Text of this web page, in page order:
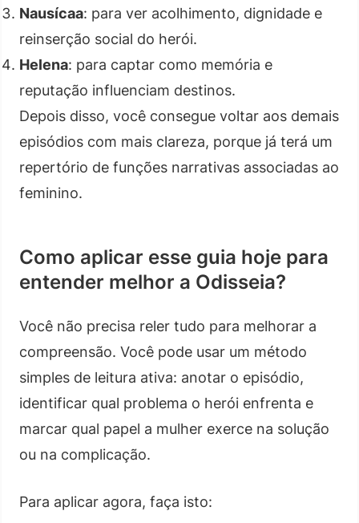
Nausícaa: para ver acolhimento, dignidade e
reinserção social do herói.
Helena: para captar como memória e
reputação influenciam destinos.
Depois disso, você consegue voltar aos demais
episódios com mais clareza, porque já terá um
repertório de funções narrativas associadas ao
feminino.
Como aplicar esse guia hoje para
entender melhor a Odisseia?
Você não precisa reler tudo para melhorar a
compreensão. Você pode usar um método
simples de leitura ativa: anotar o episódio,
identificar qual problema o herói enfrenta e
marcar qual papel a mulher exerce na solução
ou na complicação.
Para aplicar agora, faça isto: